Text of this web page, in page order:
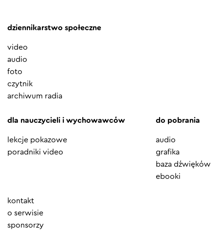
dziennikarstwo społeczne
video
audio
foto
czytnik
archiwum radia
dla nauczycieli i wychowawców
lekcje pokazowe
poradniki video
do pobrania
audio
grafika
baza dźwięków
ebooki
Element
menu
kontakt
o serwisie
sponsorzy